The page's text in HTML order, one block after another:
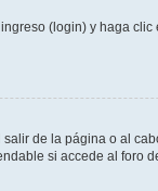
(login) y haga clic
de la página o al
si accede al foro